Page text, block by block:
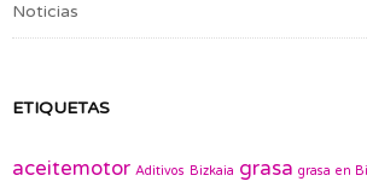
Noticias
ETIQUETAS
aceitemotor Aditivos Bizkaia grasa grasa en